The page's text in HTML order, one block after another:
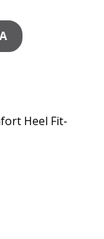
Heel Fit-